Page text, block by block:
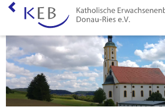
Home
Willkommen
Veranstaltungen